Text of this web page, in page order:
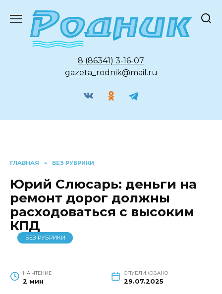
содержанию
8 (86341) 3-16-07
gazeta_rodnik@mail.ru
ГЛАВНАЯ » БЕЗ РУБРИКИ
Юрий Слюсарь: деньги на
ремонт дорог должны
расходоваться с высоким
КПД
БЕЗ РУБРИКИ
НА ЧТЕНИЕ
2 мин
ОПУБЛИКОВАНО
29.07.2025